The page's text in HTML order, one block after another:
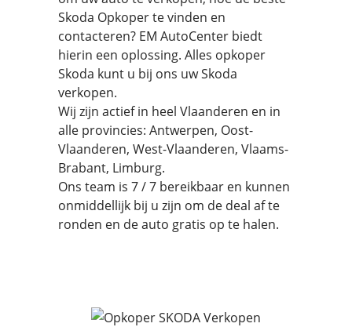
Skoda Opkoper te vinden en
contacteren? EM AutoCenter biedt
hierin een oplossing. Alles opkoper
Skoda kunt u bij ons uw Skoda
verkopen.
Wij zijn actief in heel Vlaanderen en in
alle provincies: Antwerpen, Oost-
Vlaanderen, West-Vlaanderen, Vlaams-
Brabant, Limburg.
Ons team is 7 / 7 bereikbaar en kunnen
onmiddellijk bij u zijn om de deal af te
ronden en de auto gratis op te halen.